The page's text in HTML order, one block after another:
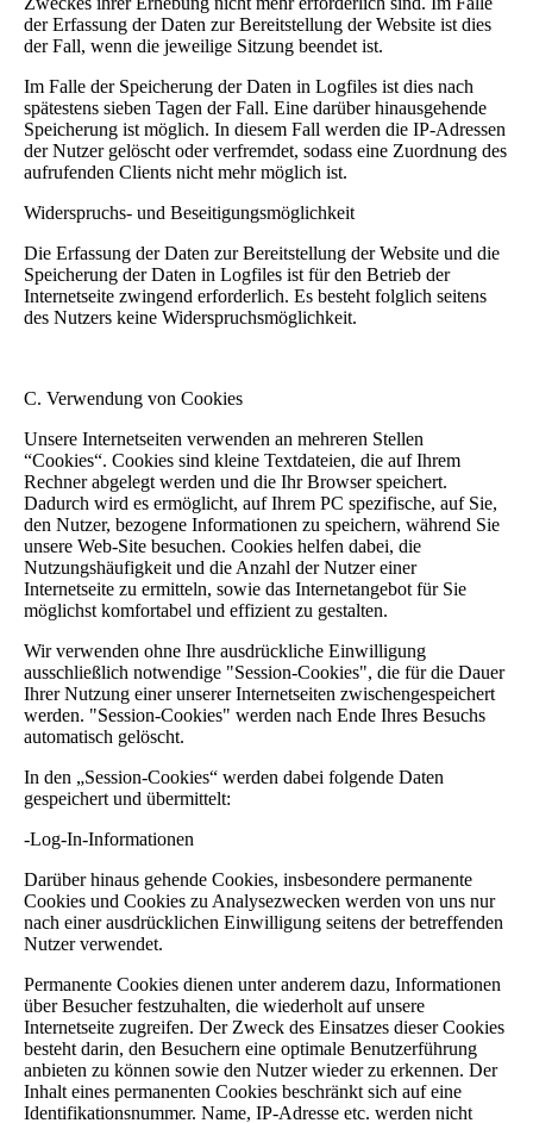
der Erfassung der Daten zur Bereitstellung der Website ist dies
der Fall, wenn die jeweilige Sitzung beendet ist.
Im Falle der Speicherung der Daten in Logfiles ist dies nach
spätestens sieben Tagen der Fall. Eine darüber hinausgehende
Speicherung ist möglich. In diesem Fall werden die IP-Adressen
der Nutzer gelöscht oder verfremdet, sodass eine Zuordnung des
aufrufenden Clients nicht mehr möglich ist.
Widerspruchs- und Beseitigungsmöglichkeit
Die Erfassung der Daten zur Bereitstellung der Website und die
Speicherung der Daten in Logfiles ist für den Betrieb der
Internetseite zwingend erforderlich. Es besteht folglich seitens
des Nutzers keine Widerspruchsmöglichkeit.
C. Verwendung von Cookies
Unsere Internetseiten verwenden an mehreren Stellen
“Cookies“. Cookies sind kleine Textdateien, die auf Ihrem
Rechner abgelegt werden und die Ihr Browser speichert.
Dadurch wird es ermöglicht, auf Ihrem PC spezifische, auf Sie,
den Nutzer, bezogene Informationen zu speichern, während Sie
unsere Web-Site besuchen. Cookies helfen dabei, die
Nutzungshäufigkeit und die Anzahl der Nutzer einer
Internetseite zu ermitteln, sowie das Internetangebot für Sie
möglichst komfortabel und effizient zu gestalten.
Wir verwenden ohne Ihre ausdrückliche Einwilligung
ausschließlich notwendige "Session-Cookies", die für die Dauer
Ihrer Nutzung einer unserer Internetseiten zwischengespeichert
werden. "Session-Cookies" werden nach Ende Ihres Besuchs
automatisch gelöscht.
In den „Session-Cookies“ werden dabei folgende Daten
gespeichert und übermittelt:
-Log-In-Informationen
Darüber hinaus gehende Cookies, insbesondere permanente
Cookies und Cookies zu Analysezwecken werden von uns nur
nach einer ausdrücklichen Einwilligung seitens der betreffenden
Nutzer verwendet.
Permanente Cookies dienen unter anderem dazu, Informationen
über Besucher festzuhalten, die wiederholt auf unsere
Internetseite zugreifen. Der Zweck des Einsatzes dieser Cookies
besteht darin, den Besuchern eine optimale Benutzerführung
anbieten zu können sowie den Nutzer wieder zu erkennen. Der
Inhalt eines permanenten Cookies beschränkt sich auf eine
Identifikationsnummer. Name, IP-Adresse etc. werden nicht